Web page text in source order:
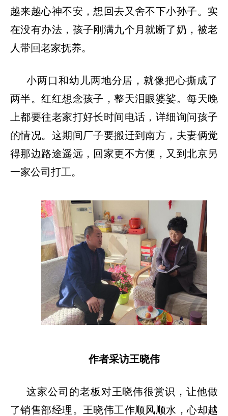
越来越心神不安，想回去又舍不下小孙子。实
在没有办法，孩子刚满九个月就断了奶，被老
人带回老家抚养。
小两口和幼儿两地分居，就像把心撕成了
两半。红红想念孩子，整天泪眼婆娑。每天晚
上都要往老家打好长时间电话，详细询问孩子
的情况。这期间厂子要搬迁到南方，夫妻俩觉
得那边路途遥远，回家更不方便，又到北京另
一家公司打工。
作者采访王晓伟
这家公司的老板对王晓伟很赏识，让他做
了销售部经理。王晓伟工作顺风顺水，心却越